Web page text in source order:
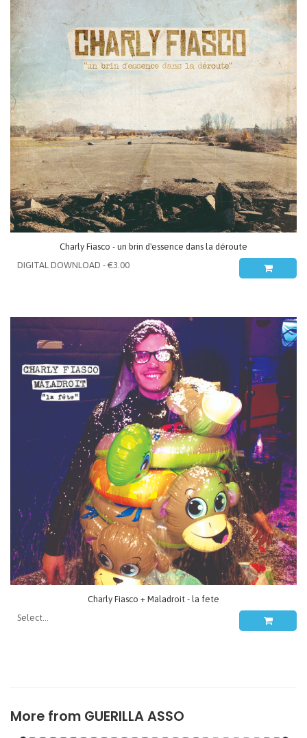
Charly Fiasco - un brin d'essence dans la déroute
Charly Fiasco + Maladroit - la fete
More from GUERILLA ASSO